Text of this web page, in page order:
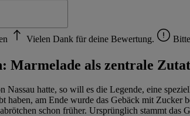
Vielen Dank für deine Bewertung.
Marmelade als zentrale Zutat
Nassau hatte, so will es die Legende, eine
haben, am Ende wurde das Gebäck mit Zucker
schon früher. Ursprünglich stammt das